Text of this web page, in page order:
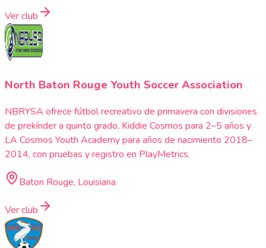
Ver club
North Baton Rouge Youth Soccer Association
NBRYSA ofrece fútbol recreativo de primavera con divisiones
de prekínder a quinto grado, Kiddie Cosmos para 2–5 años y
LA Cosmos Youth Academy para años de nacimiento 2018–
2014, con pruebas y registro en PlayMetrics.
Baton Rouge, Louisiana
Ver club